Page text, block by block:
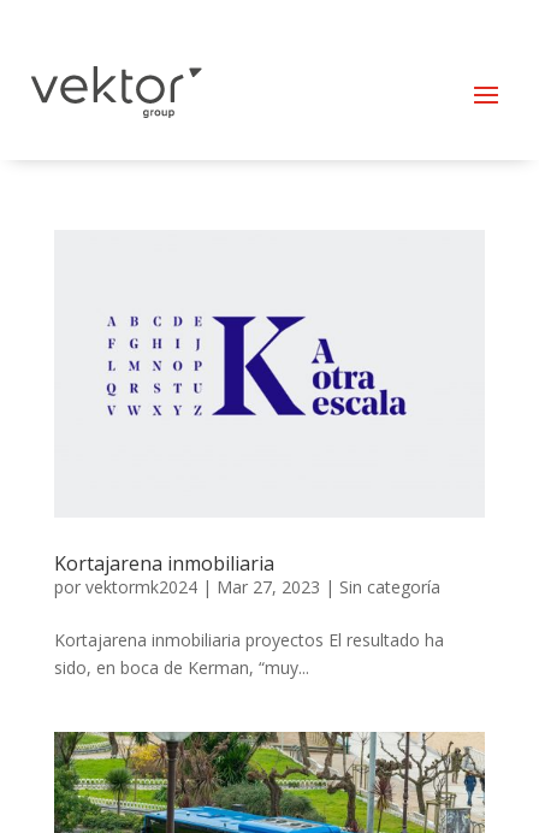
Kortajarena inmobiliaria
por vektormk2024| Mar 27, 2023 | Sin categoría
Kortajarena inmobiliaria proyectos El resultado ha
sido, en boca de Kerman, “muy...